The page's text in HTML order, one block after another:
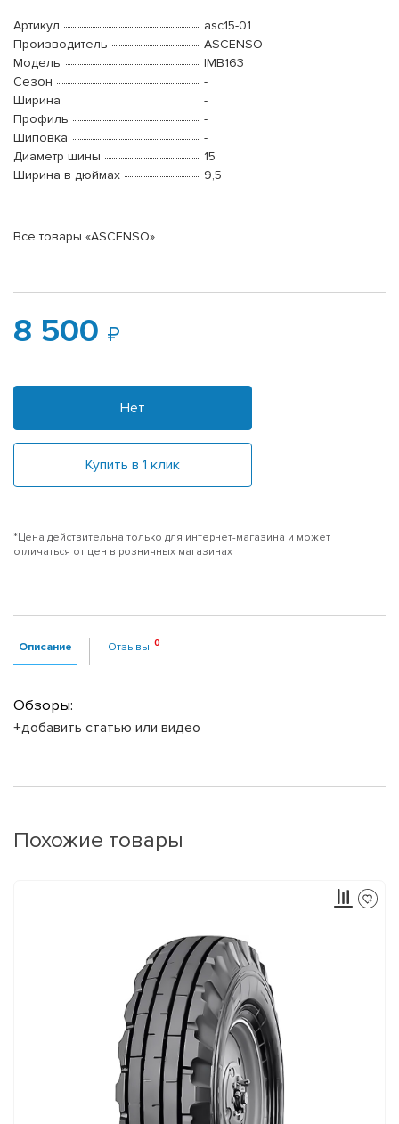
Артикул
asc15-01
Производитель
ASCENSO
Модель
IMB163
Сезон
-
Ширина
-
Профиль
-
Шиповка
-
Диаметр шины
15
Ширина в дюймах
9,5
Все товары «ASCENSO»
8 500
Нет
Купить в 1 клик
*Цена действительна только для интернет-магазина и может
отличаться от цен в розничных магазинах
Описание Отзывы
Обзоры:
+добавить статью или видео
Похожие товары